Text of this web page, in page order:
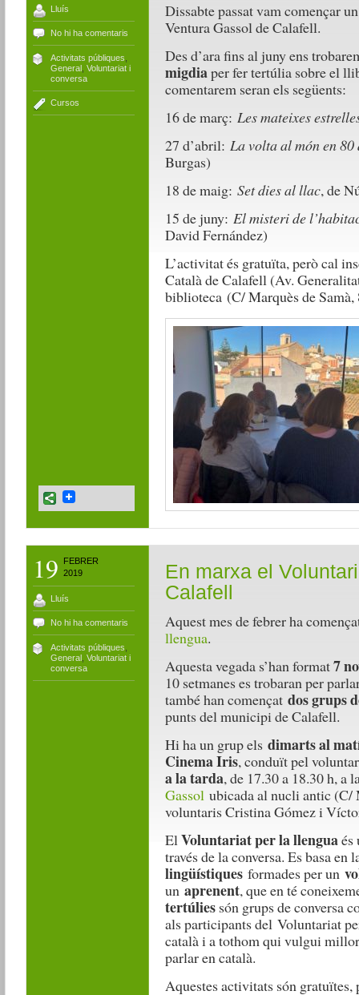
Lluís
No hi ha comentaris
Activitats públiques
General, Voluntariat i
conversa
Cursos
Dissabte passat vam començar
Ventura Gassol de Calafell.
Des d’ara fins al juny ens
migdiaper fer tertúlia sobre el
comentarem seran els següents:
16 de març: Les mateixes
27 d’abril: La volta al món en 80
Burgas)
18 de maig: Set dies al llac, de
15 de juny: El misteri de
David Fernández)
L’activitat és gratuïta, però cal
Català de Calafell (Av.
biblioteca (C/ Marquès de
19
FEBRER
2019
Lluís
No hi ha comentaris
Activitats públiques
General, Voluntariat i
conversa
En marxa el
Calafell
Aquest mes de febrer ha
llengua.
Aquesta vegada s’han format7
10 setmanes es trobaran per
també han començat dos grups
punts del municipi de Calafell.
Hi ha un grup els dimarts al
Cinema Iris, conduït pel
a la tarda, de 17.30 a 18.30 h, a
Gassolubicada al nucli antic (C/
voluntaris Cristina Gómez i
ElVoluntariat per la llenguaés
través de la conversa. Es basa en
lingüístiquesformades per un
un aprenent, que en té
tertúliessón grups de conversa
als participants del Voluntariat
català i a tothom qui vulgui
parlar en català.
Aquestes activitats són